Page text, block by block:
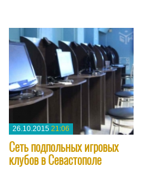
26.10.2015 21:06
Сеть подпольных игровых
клубов в Севастополе